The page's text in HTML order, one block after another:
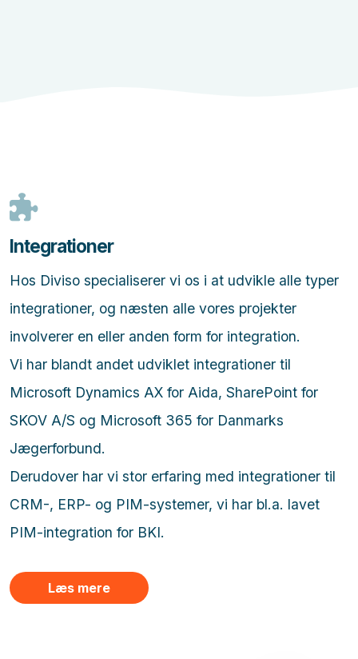
Integrationer
Hos Diviso specialiserer vi os i at udvikle alle typer
integrationer, og næsten alle vores projekter
involverer en eller anden form for integration.
Vi har blandt andet udviklet integrationer til
Microsoft Dynamics AX for Aida, SharePoint for
SKOV A/S og Microsoft 365 for Danmarks
Jægerforbund.
Derudover har vi stor erfaring med integrationer til
CRM-, ERP- og PIM-systemer, vi har bl.a. lavet
PIM-integration for BKI.
Læs mere